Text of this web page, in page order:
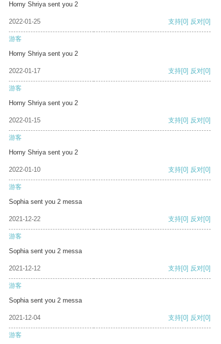
Horny Shriya sent you 2
2022-01-25 支持[0] 反对[0]
游客
Horny Shriya sent you 2
2022-01-17 支持[0] 反对[0]
游客
Horny Shriya sent you 2
2022-01-15 支持[0] 反对[0]
游客
Horny Shriya sent you 2
2022-01-10 支持[0] 反对[0]
游客
Sophia sent you 2 messa
2021-12-22 支持[0] 反对[0]
游客
Sophia sent you 2 messa
2021-12-12 支持[0] 反对[0]
游客
Sophia sent you 2 messa
2021-12-04 支持[0] 反对[0]
游客